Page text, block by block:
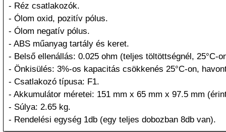
- Réz csatlakozók.
- Ólom oxid, pozitív pólus.
- Ólom negatív pólus.
- ABS műanyag tartály és keret.
- Belső ellenállás: 0.025 ohm (teljes töltöttségnél, 25°C-
- Önkisülés: 3%-os kapacitás csökkenés 25°C-on,
- Csatlakozó típusa: F1.
- Akkumulátor méretei: 151 mm x 65 mm x 97.5 mm
- Súlya: 2.65 kg.
- Rendelési egység 1db (egy teljes dobozban 8db van).